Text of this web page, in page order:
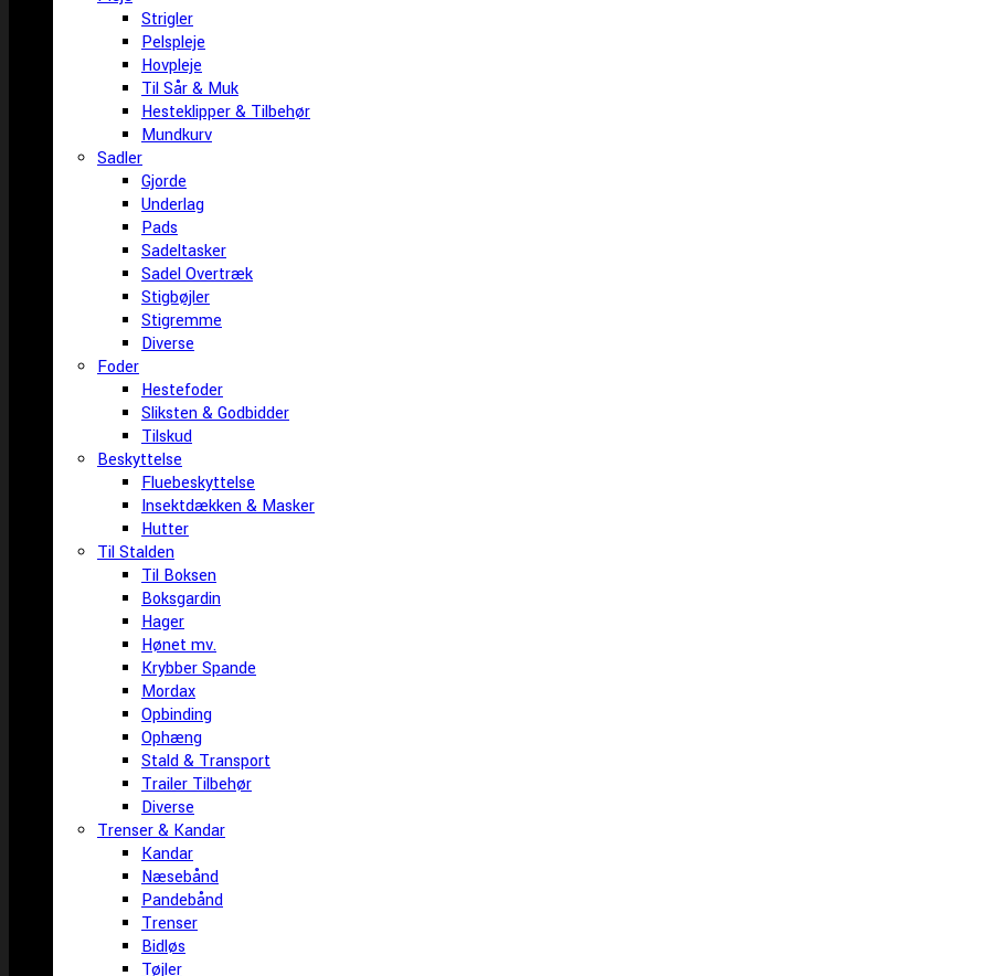
Strigler
Pelspleje
Hovpleje
Til Sår & Muk
Hesteklipper & Tilbehør
Mundkurv
Sadler
Gjorde
Underlag
Pads
Sadeltasker
Sadel Overtræk
Stigbøjler
Stigremme
Diverse
Foder
Hestefoder
Sliksten & Godbidder
Tilskud
Beskyttelse
Fluebeskyttelse
Insektdækken & Masker
Hutter
Til Stalden
Til Boksen
Boksgardin
Hager
Hønet mv.
Krybber Spande
Mordax
Opbinding
Ophæng
Stald & Transport
Trailer Tilbehør
Diverse
Trenser & Kandar
Kandar
Næsebånd
Pandebånd
Trenser
Bidløs
Tøjler